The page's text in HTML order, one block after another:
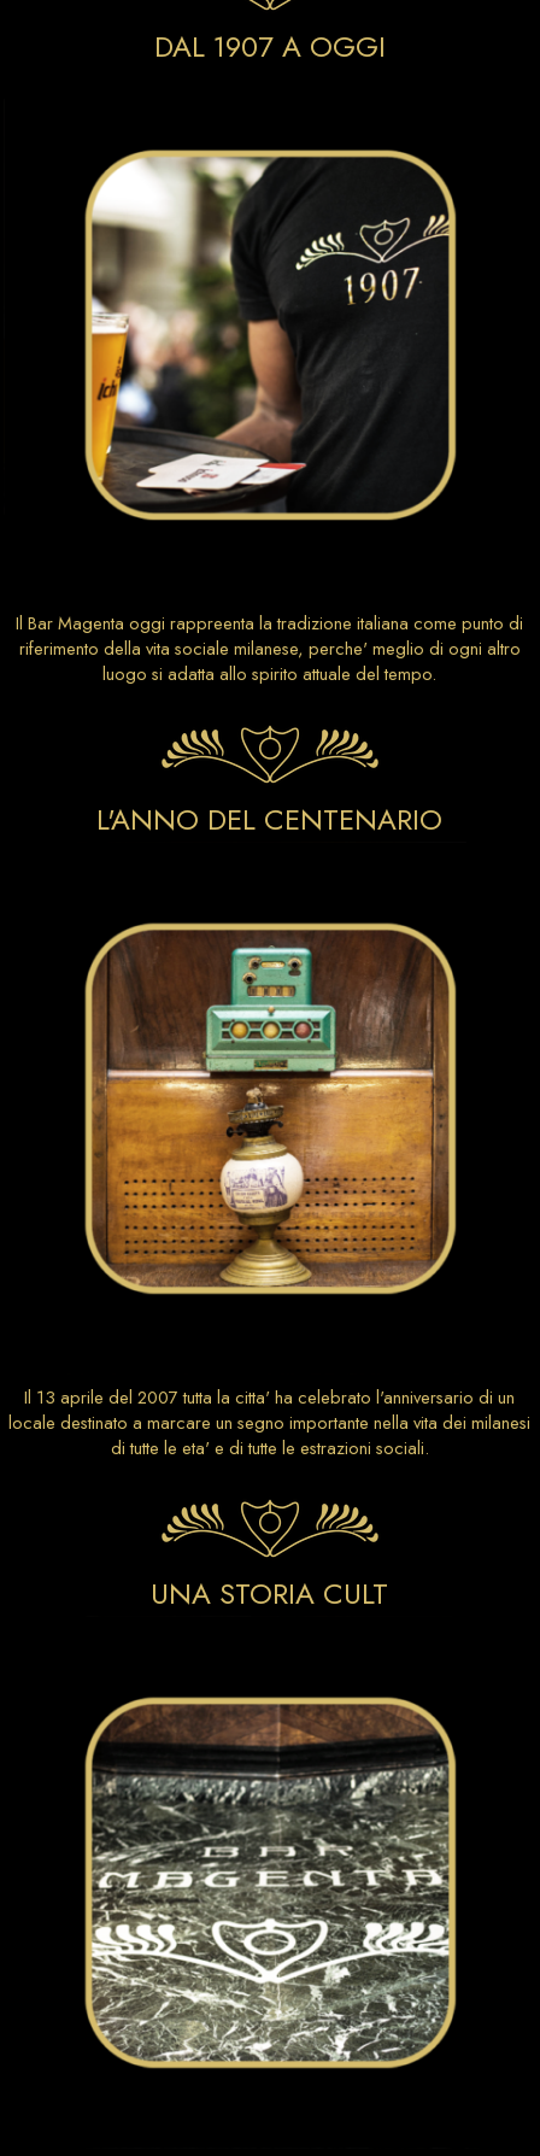
DAL 1907 A OGGI
Il Bar Magenta oggi rappreenta la tradizione italiana come punto di
riferimento della vita sociale milanese, perche' meglio di ogni altro
luogo si adatta allo spirito attuale del tempo.
L'ANNO DEL CENTENARIO
Il 13 aprile del 2007 tutta la citta' ha celebrato l'anniversario di un
locale destinato a marcare un segno importante nella vita dei milanesi
di tutte le eta' e di tutte le estrazioni sociali.
UNA STORIA CULT